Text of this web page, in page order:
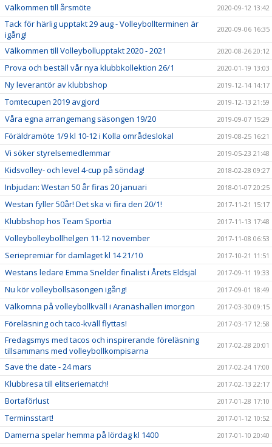
Välkommen till årsmöte 2020-09-12 13:42
Tack för härlig upptakt 29 aug - Volleybollterminen är
igång!
2020-09-06 16:35
Välkommen till Volleybollupptakt 2020 - 2021 2020-08-26 20:12
Prova och beställ vår nya klubbkollektion 26/1 2020-01-19 13:03
Ny leverantör av klubbshop 2019-12-14 14:17
Tomtecupen 2019 avgjord 2019-12-13 21:59
Våra egna arrangemang säsongen 19/20 2019-09-07 15:29
Föräldramöte 1/9 kl 10-12 i Kolla områdeslokal 2019-08-25 16:21
Vi söker styrelsemedlemmar 2019-05-23 21:48
Kidsvolley- och level 4-cup på söndag! 2018-02-28 09:27
Inbjudan: Westan 50 år firas 20 januari 2018-01-07 20:25
Westan fyller 50år! Det ska vi fira den 20/1! 2017-11-21 15:17
Klubbshop hos Team Sportia 2017-11-13 17:48
Volleybolleybollhelgen 11-12 november 2017-11-08 06:53
Seriepremiär för damlaget kl 14 21/10 2017-10-21 11:51
Westans ledare Emma Snelder finalist i Årets Eldsjäl 2017-09-11 19:33
Nu kör volleybollsäsongen igång! 2017-09-01 18:49
Välkomna på volleybollkväll i Aranäshallen imorgon 2017-03-30 09:15
Föreläsning och taco-kväll flyttas! 2017-03-17 12:58
Fredagsmys med tacos och inspirerande föreläsning
tillsammans med volleybollkompisarna
2017-02-28 20:01
Save the date - 24 mars 2017-02-24 17:00
Klubbresa till elitseriematch! 2017-02-13 22:17
Bortaförlust 2017-01-28 17:10
Terminsstart! 2017-01-12 10:52
Damerna spelar hemma på lördag kl 1400 2017-01-10 20:40